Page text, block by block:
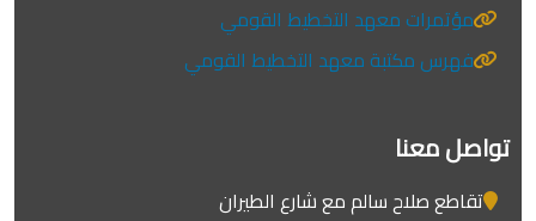
مؤتمرات معهد التخطيط القومي
فهرس مكتبة معهد التخطيط القومي
تواصل معنا
تقاطع صلاح سالم مع شارع الطيران